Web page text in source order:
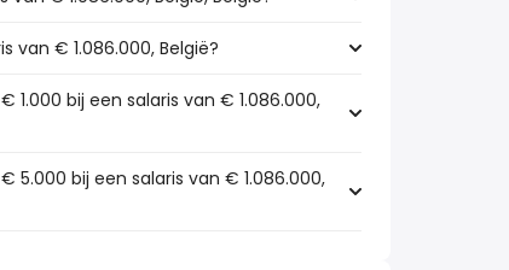
van € 1.086.000, België?
bij een salaris van € 1.086.000,
bij een salaris van € 1.086.000,